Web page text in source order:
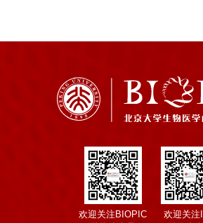
欢迎关注BIOPIC
欢迎关注